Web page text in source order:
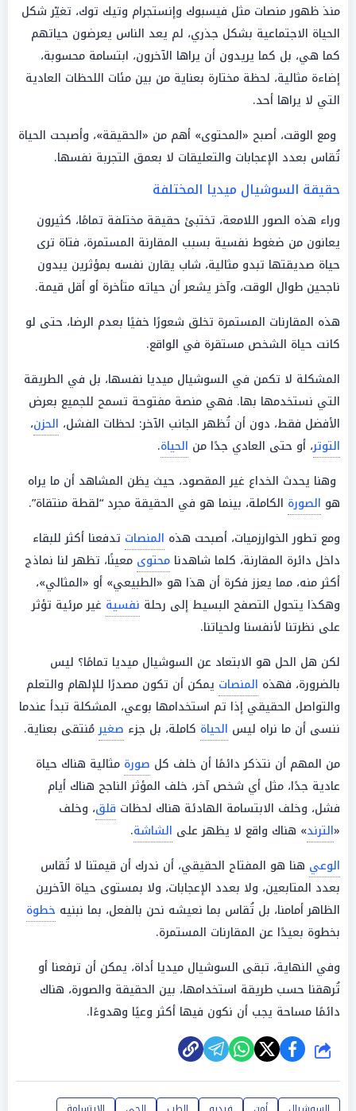
منذ ظهور منصات مثل فيسبوك وإنستجرام وتيك توك، تغيّر شكل
الحياة الاجتماعية بشكل جذري، لم يعد الناس يعرضون حياتهم
كما هي، بل كما يريدون أن يراها الآخرون، ابتسامة محسوبة،
إضاءة مثالية، لحظة مختارة بعناية من بين مئات اللحظات العادية
التي لا يراها أحد.
ومع الوقت، أصبح «المحتوى» أهم من «الحقيقة»، وأصبحت الحياة
تُقاس بعدد الإعجابات والتعليقات لا بعمق التجربة نفسها.
حقيقة السوشيال ميديا المختلفة
وراء هذه الصور اللامعة، تختبئ حقيقة مختلفة تمامًا، كثيرون
يعانون من ضغوط نفسية بسبب المقارنة المستمرة، فتاة ترى
حياة صديقتها تبدو مثالية، شاب يقارن نفسه بمؤثرين يبدون
ناجحين طوال الوقت، وآخر يشعر أن حياته متأخرة أو أقل قيمة.
هذه المقارنات المستمرة تخلق شعورًا خفيًا بعدم الرضا، حتى لو
كانت حياة الشخص مستقرة في الواقع.
المشكلة لا تكمن في السوشيال ميديا نفسها، بل في الطريقة
التي نستخدمها بها. فهي منصة مفتوحة تسمح للجميع بعرض
الأفضل فقط، دون أن تُظهر الجانب الآخر: لحظات الفشل، الحزن،
التوتر، أو حتى العادي جدًا من الحياة.
وهنا يحدث الخداع غير المقصود، حيث يظن المشاهد أن ما يراه
هو الصورة الكاملة، بينما هو في الحقيقة مجرد “لقطة منتقاة”.
ومع تطور الخوارزميات، أصبحت هذه المنصات تدفعنا أكثر للبقاء
داخل دائرة المقارنة، كلما شاهدنا محتوى معينًا، تظهر لنا نماذج
أكثر منه، مما يعزز فكرة أن هذا هو «الطبيعي» أو «المثالي»،
وهكذا يتحول التصفح البسيط إلى رحلة نفسية غير مرئية تؤثر
على نظرتنا لأنفسنا ولحياتنا.
لكن هل الحل هو الابتعاد عن السوشيال ميديا تمامًا؟ ليس
بالضرورة، فهذه المنصات يمكن أن تكون مصدرًا للإلهام والتعلم
والتواصل الحقيقي إذا تم استخدامها بوعي، المشكلة تبدأ عندما
ننسى أن ما نراه ليس الحياة كاملة، بل جزء صغيرمُنتقى بعناية.
من المهم أن نتذكر دائمًا أن خلف كل صورة مثالية هناك حياة
عادية جدًا، مثل أي شخص آخر، خلف المؤثر الناجح هناك أيام
فشل، وخلف الابتسامة الهادئة هناك لحظات قلق، وخلف
«الترند» هناك واقع لا يظهر على الشاشة.
الوعي هنا هو المفتاح الحقيقي، أن ندرك أن قيمتنا لا تُقاس
بعدد المتابعين، ولا بعدد الإعجابات، ولا بمستوى حياة الآخرين
الظاهر أمامنا، بل تُقاس بما نعيشه نحن بالفعل، بما نبنيه خطوة
بخطوة بعيدًا عن المقارنات المستمرة.
وفي النهاية، تبقى السوشيال ميديا أداة، يمكن أن ترفعنا أو
تُرهقنا حسب طريقة استخدامها، بين الحقيقة والصورة، هناك
دائمًا مساحة يجب أن نكون فيها أكثر وعيًا وهدوءًا.
شارك